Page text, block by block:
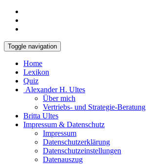
Toggle navigation
Home
Lexikon
Quiz
Alexander H. Ultes
Über mich
Vertriebs- und Strategie-Beratung
Britta Ultes
Impressum & Datenschutz
Impressum
Datenschutzerklärung
Datenschutzeinstellungen
Datenauszug